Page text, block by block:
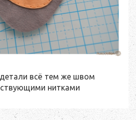
всё тем же швом
нитками